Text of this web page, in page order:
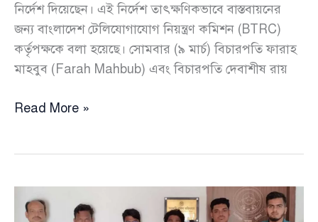
নির্দেশ দিয়েছেন। এই নির্দেশ তাৎক্ষণিকভাবে বাস্তবায়নের
জন্য বাংলাদেশ টেলিযোগাযোগ নিয়ন্ত্রণ কমিশন (BTRC)
কর্তৃপক্ষকে বলা হয়েছে। সোমবার (৯ মার্চ) বিচারপতি ফারাহ
মাহবুব (Farah Mahbub) এবং বিচারপতি দেবাশীষ রায়
আছিয়ার
নির্দেশ
হাইকোর্টের
Read More »